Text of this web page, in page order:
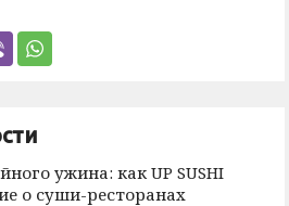
ужина: как UP SUSHI
о суши-ресторанах